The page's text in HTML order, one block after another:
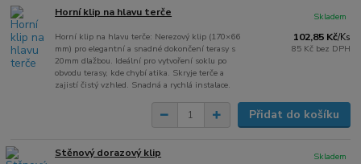
Horní klip na hlavu terče
Horní klip na hlavu terče: Nerezový klip (170×66
mm) pro elegantní a snadné dokončení terasy s
20mm dlažbou. Ideální pro vytvoření soklu po
obvodu terasy, kde chybí atika. Skryje terče a
zajistí čistý vzhled. Snadná a rychlá instalace.
102,85 Kč/Ks
85 Kč bez DPH
Skladem
Přidat do košíku
Stěnový dorazový klip Skladem